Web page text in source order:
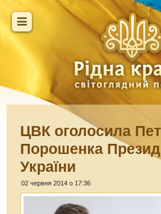
ЦВК оголосила
Порошенка
України
02 червня 2014 о 17:36